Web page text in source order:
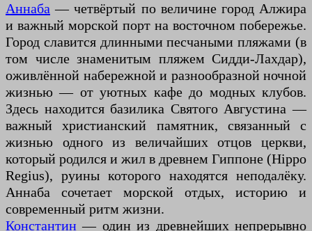
Аннаба — четвёртый по величине город Алжира
и важный морской порт на восточном побережье.
Город славится длинными песчаными пляжами (в
том числе знаменитым пляжем Сидди-Лахдар),
оживлённой набережной и разнообразной ночной
жизнью — от уютных кафе до модных клубов.
Здесь находится базилика Святого Августина —
важный христианский памятник, связанный с
жизнью одного из величайших отцов церкви,
который родился и жил в древнем Гиппоне (Hippo
Regius), руины которого находятся неподалёку.
Аннаба сочетает морской отдых, историю и
современный ритм жизни.
Константин — один из древнейших непрерывно